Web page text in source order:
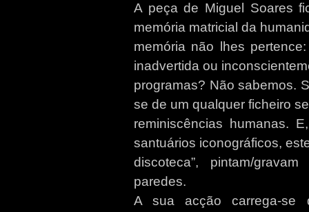
A peça de Miguel Soares
memória matricial da
memória não lhes
inadvertida ou
programas? Não sabemos.
se de um qualquer ficheiro
reminiscências humanas.
santuários iconográficos,
discoteca”, pintam/
paredes.
A sua acção carrega-se